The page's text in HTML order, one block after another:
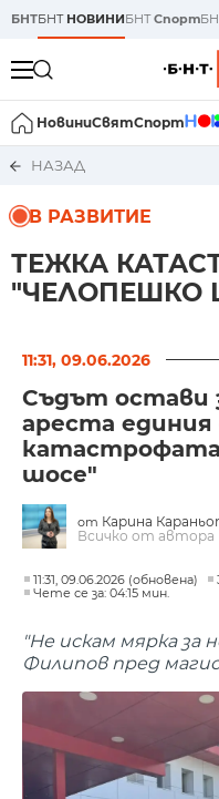
БНТБНТ НОВИНИБНТСпорт
НовиниСвятСпорт
НАЗАД
В РАЗВИТИЕ
ТЕЖКА
"ЧЕЛОПЕШКО
11:31, 09.06.2026
Съдът остави
ареста единия
шосе"
от Карина
Всичко от автора
11:31, 09.06.2026 (обновена)
Чете се за: 04:15 мин.
"Не искам мярка за
Филипов пред